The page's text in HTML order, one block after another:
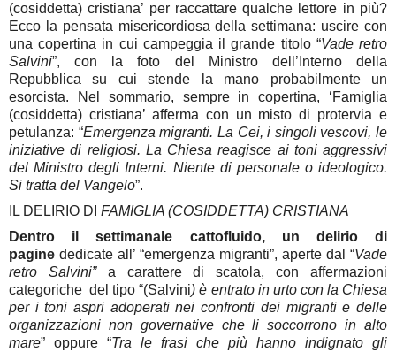
(cosiddetta) cristiana’ per raccattare qualche lettore in più?
Ecco la pensata misericordiosa della settimana: uscire con
una copertina in cui campeggia il grande titolo “Vade retro
Salvini”, con la foto del Ministro dell’Interno della
Repubblica su cui stende la mano probabilmente un
esorcista. Nel sommario, sempre in copertina, ‘Famiglia
(cosiddetta) cristiana’ afferma con un misto di protervia e
petulanza: “Emergenza migranti. La Cei, i singoli vescovi, le
iniziative di religiosi. La Chiesa reagisce ai toni aggressivi
del Ministro degli Interni. Niente di personale o ideologico.
Si tratta del Vangelo”.
IL DELIRIO DI FAMIGLIA (COSIDDETTA) CRISTIANA
Dentro il settimanale cattofluido, un delirio di
pagine dedicate all’ “emergenza migranti”, aperte dal “Vade
retro Salvini” a carattere di scatola, con affermazioni
categoriche del tipo “(Salvini) è entrato in urto con la Chiesa
per i toni aspri adoperati nei confronti dei migranti e delle
organizzazioni non governative che li soccorrono in alto
mare” oppure “Tra le frasi che più hanno indignato gli